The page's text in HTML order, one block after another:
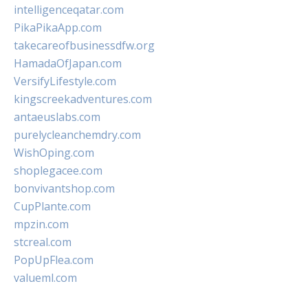
intelligenceqatar.com
PikaPikaApp.com
takecareofbusinessdfw.org
HamadaOfJapan.com
VersifyLifestyle.com
kingscreekadventures.com
antaeuslabs.com
purelycleanchemdry.com
WishOping.com
shoplegacee.com
bonvivantshop.com
CupPlante.com
mpzin.com
stcreal.com
PopUpFlea.com
valueml.com